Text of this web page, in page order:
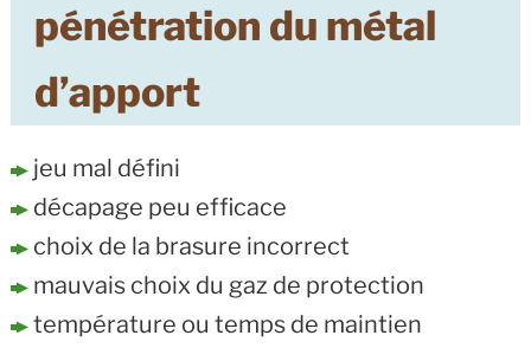
pénétration du métal
d’apport
jeu mal défini
décapage peu efficace
choix de la brasure incorrect
mauvais choix du gaz de protection
température ou temps de maintien